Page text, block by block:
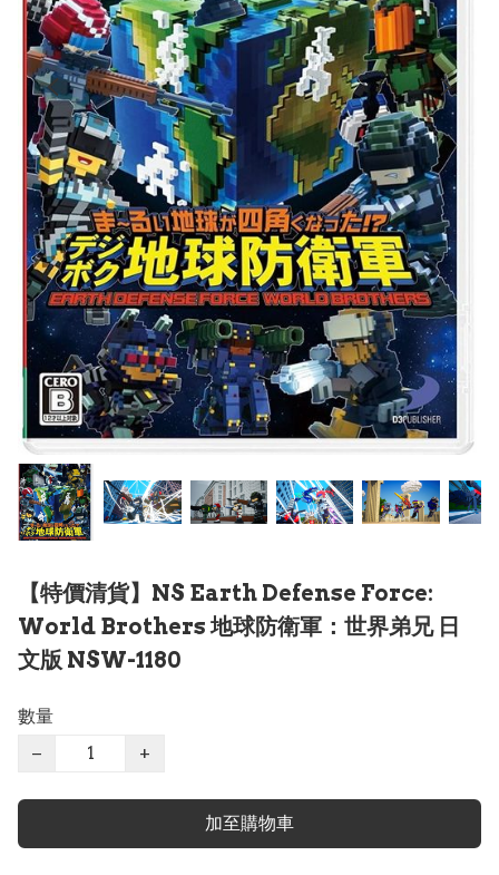
【特價清貨】NS Earth Defense Force:
World Brothers 地球防衛軍：世界弟兄 日
文版 NSW-1180
數量
−
+
加至購物車